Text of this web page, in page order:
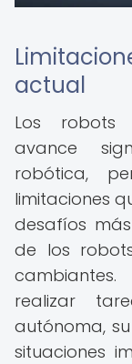
actual
Los robots
avance
robótica,
limitaciones
desafíos
de los
realizar
autónoma,
situaciones